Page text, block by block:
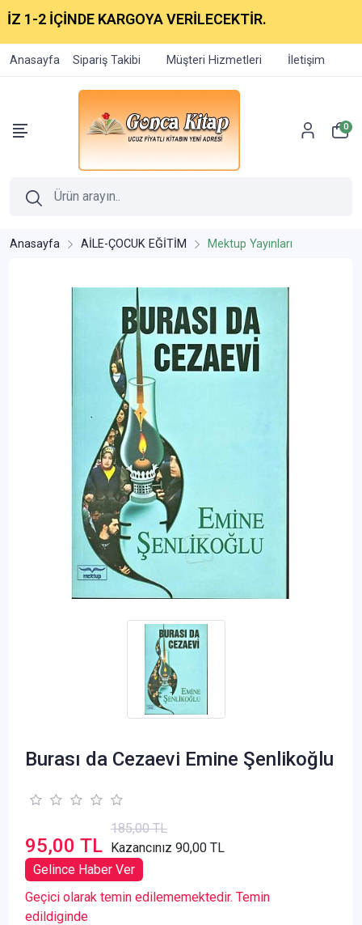
2 İÇİNDE KARGOYA VERİLECEKTİR.
Anasayfa Sipariş Takibi Müşteri Hizmetleri İletişim
0
Anasayfa AİLE-ÇOCUK EĞİTİM Mektup Yayınları
Burası da Cezaevi Emine Şenlikoğlu
95,00 TL
185,00 TL
Kazancınız 90,00 TL
Gelince Haber Ver
Geçici olarak temin edilememektedir. Temin
edildiginde